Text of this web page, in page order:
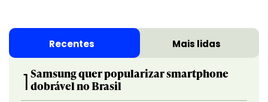
Recentes Mais lidas
1 Samsung quer popularizar smartphone
dobrável no Brasil